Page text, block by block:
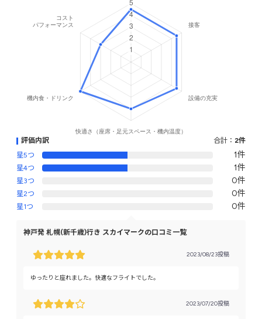
評価内訳 合計： 2件
星5つ
1件
星4つ 1件
星3つ 0件
星2つ 0件
星1つ 0件
神戸発 札幌(新千歳)行き スカイマークの口コミ一覧
2023/08/23投稿
ゆったりと座れました。快適なフライトでした。
2023/07/20投稿